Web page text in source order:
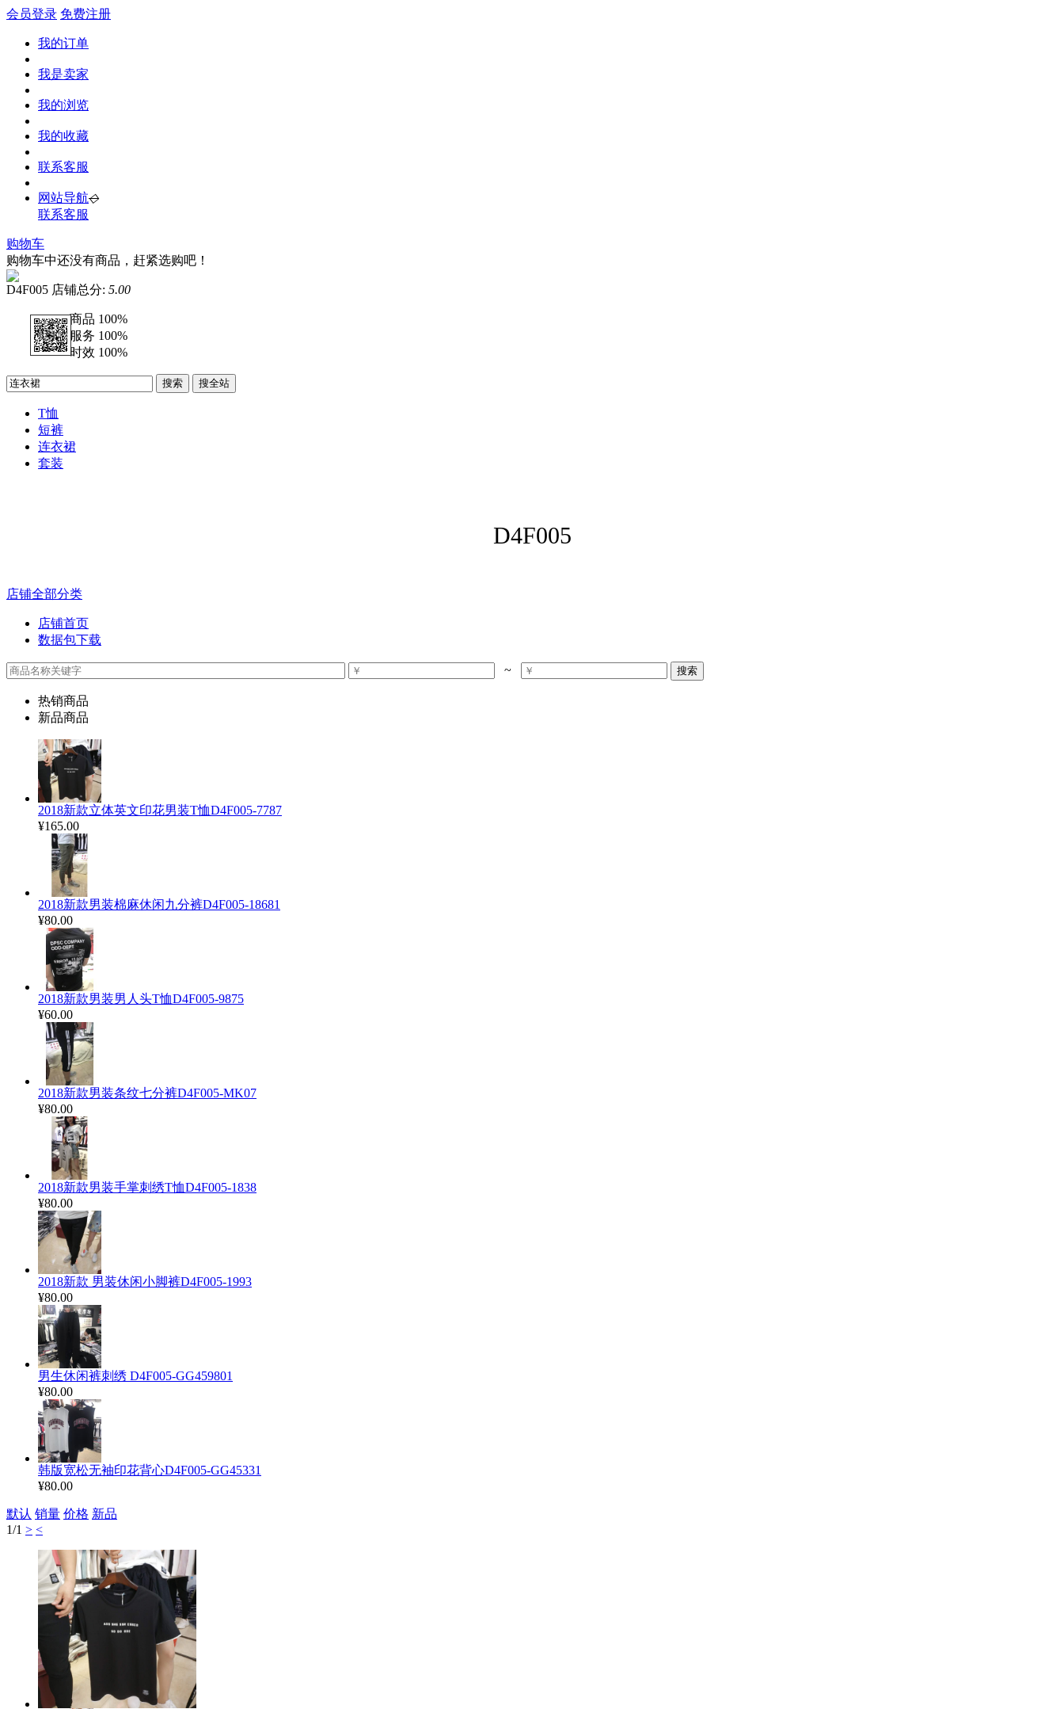
会员登录 免费注册
我的订单
我是卖家
我的浏览
我的收藏
联系客服
网站导航◇
联系客服
购物车
购物车中还没有商品，赶紧选购吧！
D4F005 店铺总分: 5.00
商品 100%
服务 100%
时效 100%
搜索 搜全站
T恤
短裤
连衣裙
套装
D4F005
店铺全部分类
店铺首页
数据包下载
~
热销商品
新品商品
2018新款立体英文印花男装T恤D4F005-7787
¥165.00
2018新款男装棉麻休闲九分裤D4F005-18681
¥80.00
2018新款男装男人头T恤D4F005-9875
¥60.00
2018新款男装条纹七分裤D4F005-MK07
¥80.00
2018新款男装手掌刺绣T恤D4F005-1838
¥80.00
2018新款 男装休闲小脚裤D4F005-1993
¥80.00
男生休闲裤刺绣 D4F005-GG459801
¥80.00
韩版宽松无袖印花背心D4F005-GG45331
¥80.00
默认 销量 价格 新品
1/1 > <